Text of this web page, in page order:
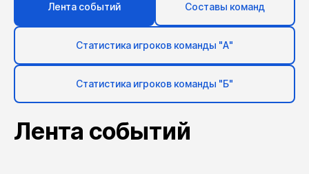
Лента событий Составы команд
Статистика игроков команды "А"
Статистика игроков команды "Б"
Лента событий